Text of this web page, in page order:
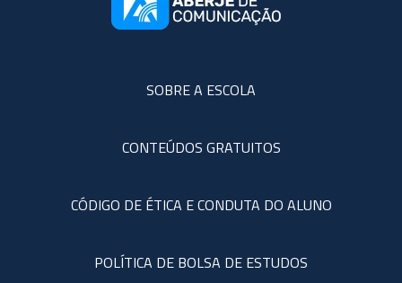
SOBRE A ESCOLA
CONTEÚDOS GRATUITOS
CÓDIGO DE ÉTICA E CONDUTA DO ALUNO
POLÍTICA DE BOLSA DE ESTUDOS